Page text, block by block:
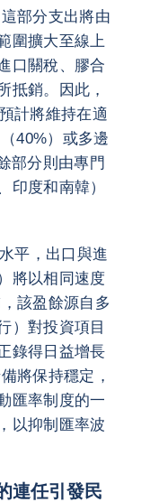
部分支出將由
圍擴大至線上
口關稅、膠合
抵銷。因此，
計將維持在適
40%）或多邊
部分則由專門
印度和南韓）
平，出口與進
將以相同速度
該盈餘源自多
）對投資項目
錄得日益增長
將保持穩定，
匯率制度的一
以抑制匯率波
連任引發民